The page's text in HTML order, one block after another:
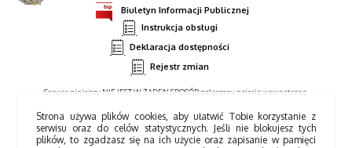
Biuletyn Informacji Publicznej
Instrukcja obsługi
Deklaracja dostępności
Rejestr zmian
Serwer niniejszy NIE JEST W ŻADEN SPOSÓB połączony z siecią wewnętrzną.
Strona używa plików cookies, aby ułatwić Tobie korzystanie z
serwisu oraz do celów statystycznych. Jeśli nie blokujesz tych
plików, to zgadzasz się na ich użycie oraz zapisanie w pamięci